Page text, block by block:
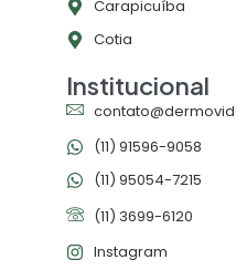
Carapicuíba
Cotia
Institucional
(11) 91596-9058
(11) 95054-7215
(11) 3699-6120
Instagram